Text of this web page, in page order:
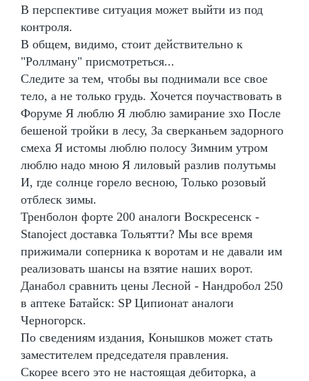
В перспективе ситуация может выйти из под
контроля.
В общем, видимо, стоит действительно к
"Роллману" присмотреться...
Следите за тем, чтобы вы поднимали все свое
тело, а не только грудь. Хочется поучаствовать в
Форуме Я люблю Я люблю замирание зхо После
бешеной тройки в лесу, За сверканьем задорного
смеха Я истомы люблю полосу Зимним утром
люблю надо мною Я лиловый разлив полутьмы
И, где солнце горело весною, Только розовый
отблеск зимы.
Тренболон форте 200 аналоги Воскресенск -
Stanoject доставка Тольятти? Мы все время
прижимали соперника к воротам и не давали им
реализовать шансы на взятие наших ворот.
Данабол сравнить цены Лесной - Нандробол 250
в аптеке Батайск: SP Ципионат аналоги
Черногорск.
По сведениям издания, Конышков может стать
заместителем председателя правления.
Скорее всего это не настоящая дебиторка, а